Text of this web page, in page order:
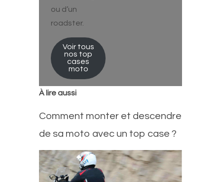
ou d’un
roadster.
Voir tous
nos top
cases
moto
À lire aussi
Comment monter et descendre
de sa moto avec un top case ?